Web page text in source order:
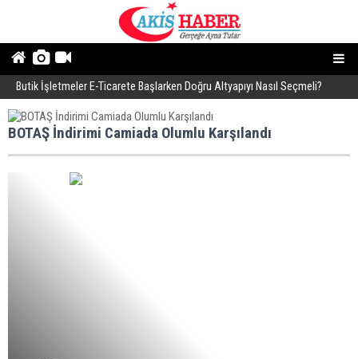
Butik İşletmeler E-Ticarete Başlarken Doğru Altyapıyı Nasıl Seçmeli?
BOTAŞ İndirimi Camiada Olumlu Karşılandı